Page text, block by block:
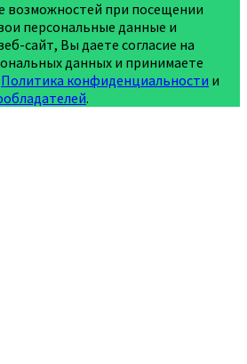
возможностей при посещении
персональные данные и
сайт, Вы даете согласие на
данных и принимаете
Политика конфиденциальности и
.